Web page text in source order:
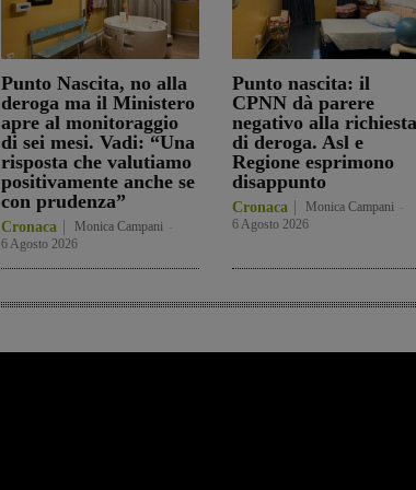
Punto Nascita, no alla
deroga ma il Ministero
apre al monitoraggio
di sei mesi. Vadi: “Una
risposta che valutiamo
positivamente anche se
con prudenza”
Cronaca Monica Campani
6 Agosto 2026
Punto nascita: il
CPNN dà parere
negativo alla richiesta
di deroga. Asl e
Regione esprimono
disappunto
Cronaca Monica Campani
6 Agosto 2026